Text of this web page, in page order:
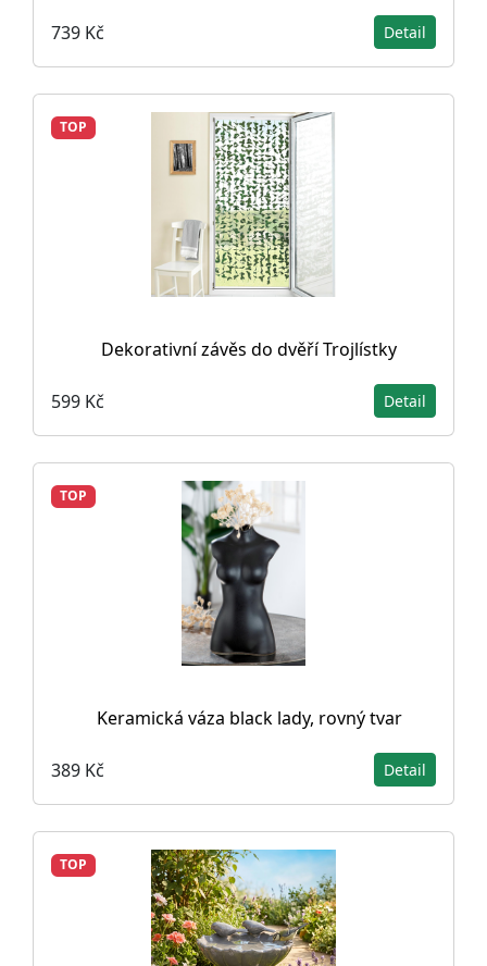
739 Kč Detail
TOP
Dekorativní závěs do dvěří Trojlístky
599 Kč Detail
TOP
Keramická váza black lady, rovný tvar
389 Kč Detail
TOP